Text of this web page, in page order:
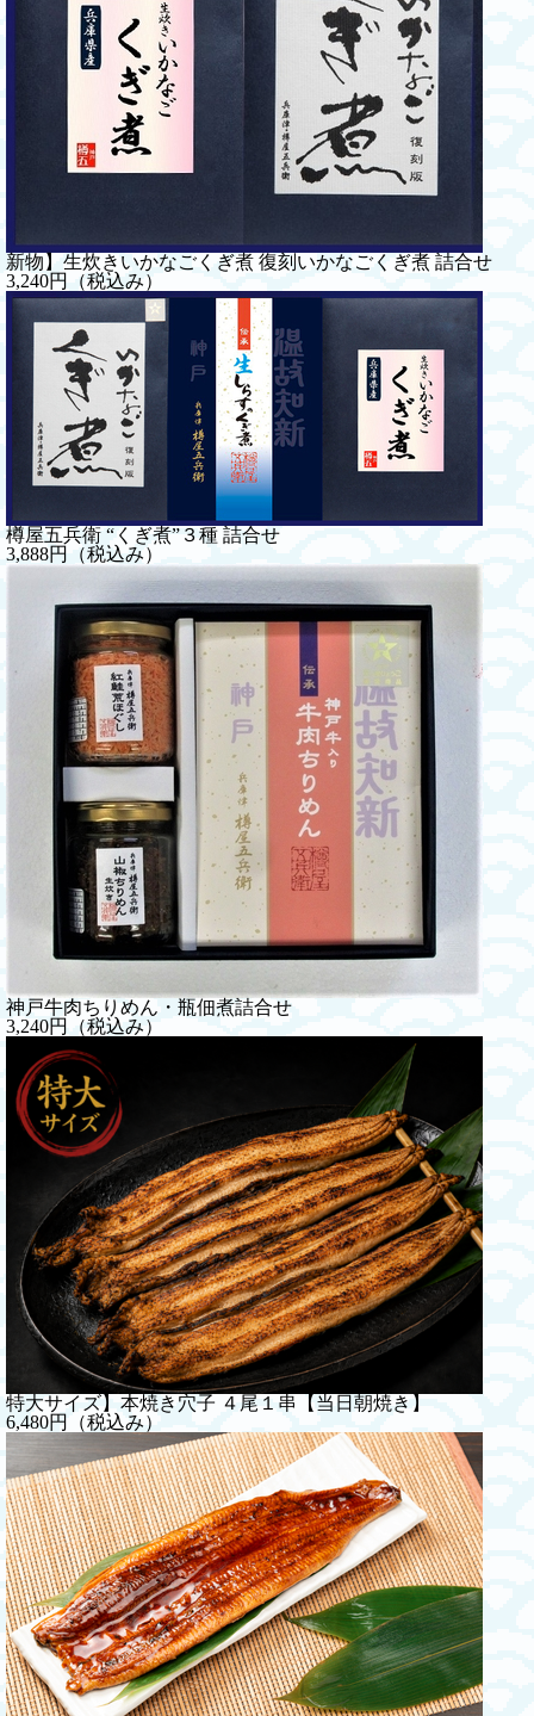
新物】生炊きいかなごくぎ煮 復刻いかなごくぎ煮 詰合せ
3,240円（税込み）
樽屋五兵衛 “くぎ煮”３種 詰合せ
3,888円（税込み）
神戸牛肉ちりめん・瓶佃煮詰合せ
3,240円（税込み）
特大サイズ】本焼き穴子 ４尾１串【当日朝焼き】
6,480円（税込み）